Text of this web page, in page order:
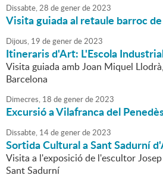
Dissabte,28 degenerde2023
Visita guiada al retaule barroc
Dijous, 19 degenerde2023
Itineraris d'Art: L'Escola
Visita guiada amb Joan Miquel
Barcelona
Dimecres, 18 degenerde2023
Excursió a Vilafranca del
Dissabte, 14degenerde2023
Sortida Cultural a Sant Sadurní
Visita a l'exposició de l'escultor
Sant Sadurní